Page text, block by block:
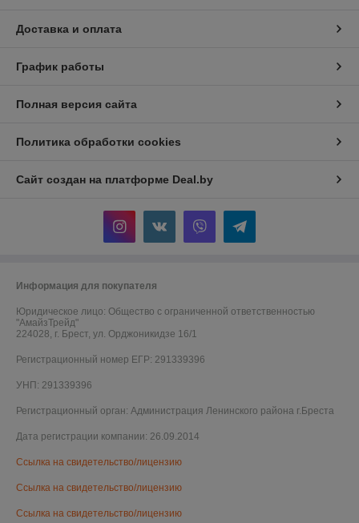
Доставка и оплата
График работы
Полная версия сайта
Политика обработки cookies
Сайт создан на платформе Deal.by
Информация для покупателя
Юридическое лицо: Общество с ограниченной ответственностью
"АмайзТрейд"
224028, г. Брест, ул. Орджоникидзе 16/1
Регистрационный номер ЕГР: 291339396
УНП: 291339396
Регистрационный орган: Администрация Ленинского района г.Бреста
Дата регистрации компании: 26.09.2014
Ссылка на свидетельство/лицензию
Ссылка на свидетельство/лицензию
Ссылка на свидетельство/лицензию